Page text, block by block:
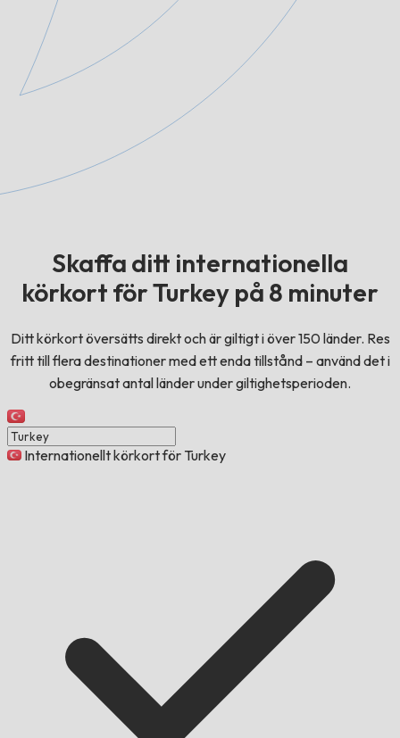
Skaffa ditt internationella
körkort för Turkey på 8 minuter
Ditt körkort översätts direkt och är giltigt i över 150 länder. Res
fritt till flera destinationer med ett enda tillstånd – använd det i
obegränsat antal länder under giltighetsperioden.
Internationellt körkort för Turkey